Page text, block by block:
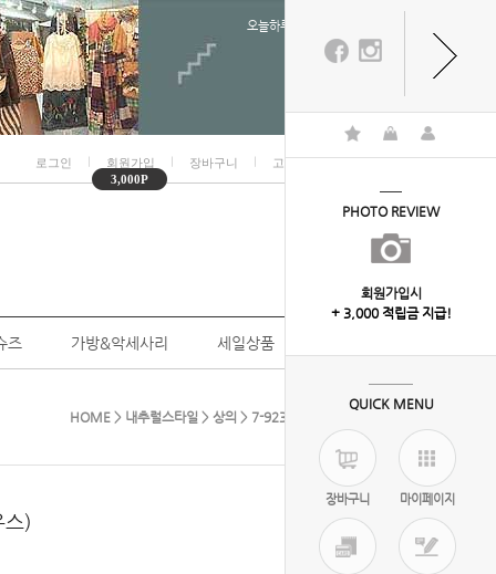
오늘하루 열지않음
로그인
회원가입
3,000P
장바구니 고객센터 ㅣ
즈 가방&악세사리 세일상품
HOME > 내추럴스타일 > 상의 > 7-9235( 파스텔셔링블라우스)
)
PHOTO REVIEW
회원가입시
+ 3,000 적립금 지급!
QUICK MENU
장바구니 마이페이지